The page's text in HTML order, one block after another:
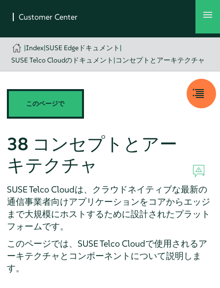
|Index|SUSE Edgeドキュメント |
SUSE Telco Cloudのドキュメント |コンセプトとアーキテクチャ
このページで
38 コンセプトとアー
キテクチャ
SUSE Telco Cloudは、クラウドネイティブな最新の
通信事業者向けアプリケーションをコアからエッジ
まで大規模にホストするために設計されたプラット
フォームです。
このページでは、SUSE Telco Cloudで使用されるア
ーキテクチャとコンポーネントについて説明しま
す。